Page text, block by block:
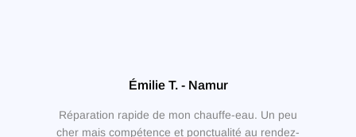
Émilie T. - Namur
Réparation rapide de mon chauffe-eau. Un peu
cher mais compétence et ponctualité au rendez-